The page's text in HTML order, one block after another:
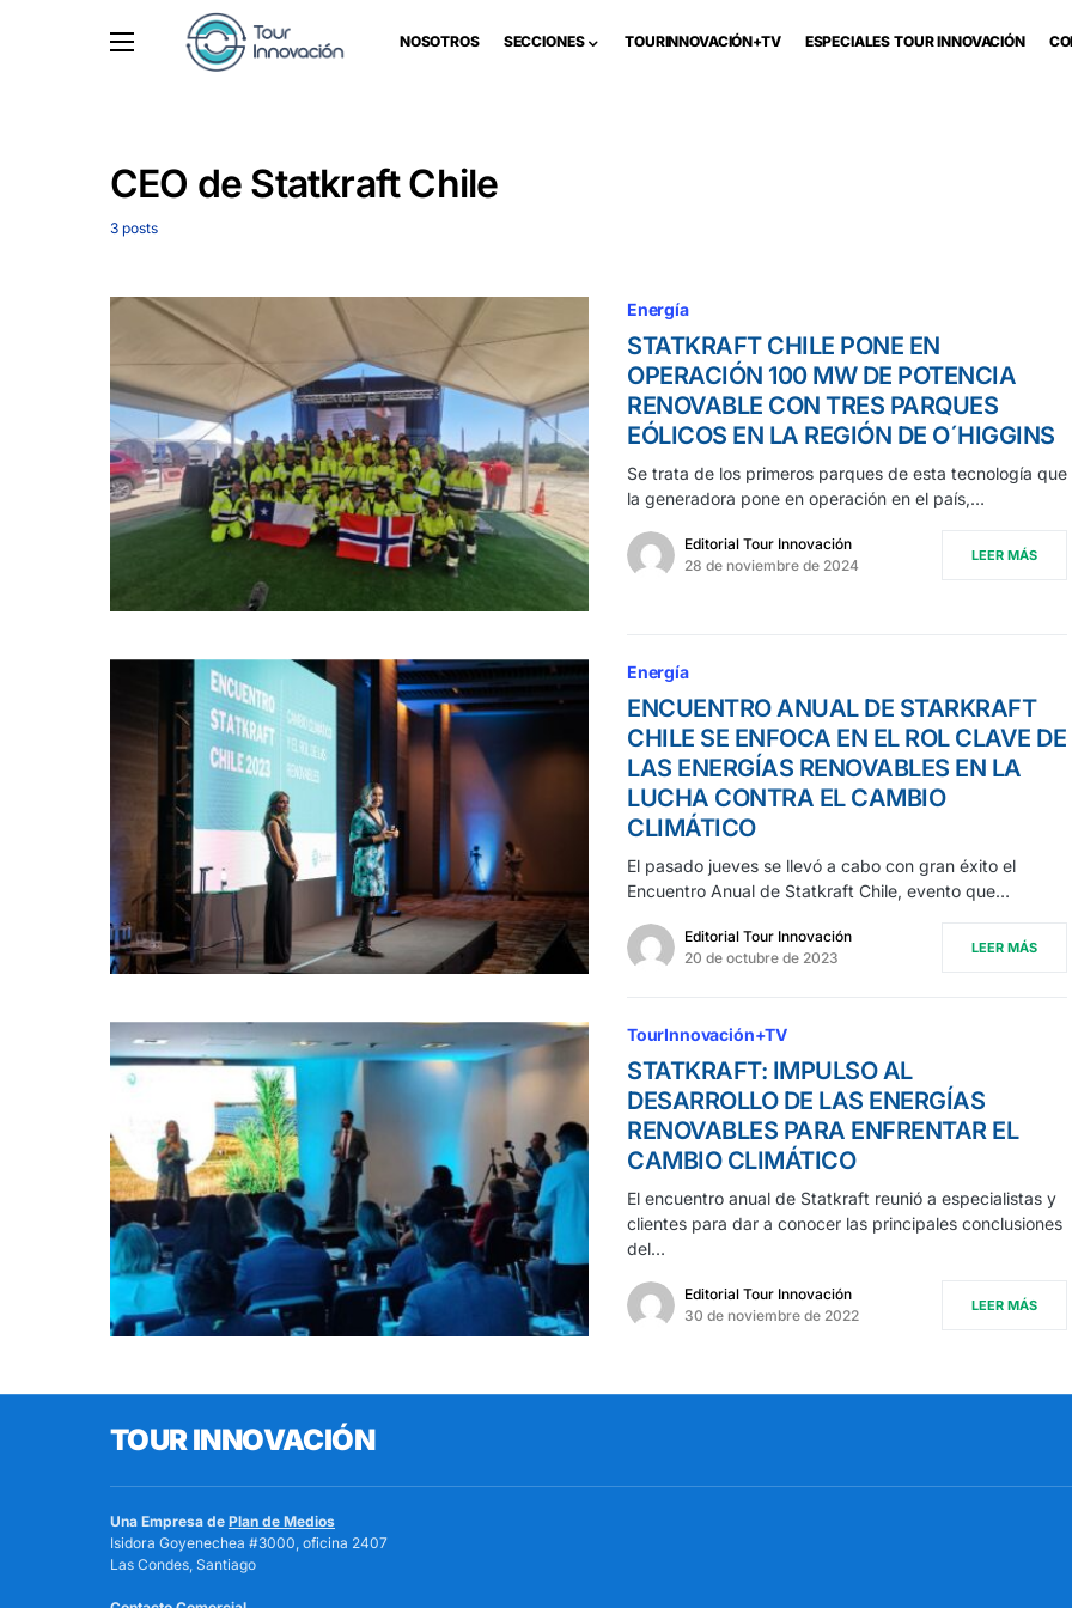
NOSOTROS SECCIONES TOURINNOVACIÓN+TV ESPECIALES TOUR INNOVACIÓN
CEO de Statkraft Chile
3 posts
Energía
STATKRAFT CHILE PONE EN
OPERACIÓN 100 MW DE POTENCIA
RENOVABLE CON TRES PARQUES
EÓLICOS EN LA REGIÓN DE O´HIGGINS
Se trata de los primeros parques de esta tecnología que
la generadora pone en operación en el país,…
Editorial Tour Innovación
28 de noviembre de 2024
LEER MÁS
Energía
ENCUENTRO ANUAL DE STARKRAFT
CHILE SE ENFOCA EN EL ROL CLAVE DE
LAS ENERGÍAS RENOVABLES EN LA
LUCHA CONTRA EL CAMBIO
CLIMÁTICO
El pasado jueves se llevó a cabo con gran éxito el
Encuentro Anual de Statkraft Chile, evento que…
Editorial Tour Innovación
20 de octubre de 2023
LEER MÁS
TourInnovación+TV
STATKRAFT: IMPULSO AL
DESARROLLO DE LAS ENERGÍAS
RENOVABLES PARA ENFRENTAR EL
CAMBIO CLIMÁTICO
El encuentro anual de Statkraft reunió a especialistas y
clientes para dar a conocer las principales conclusiones
del…
Editorial Tour Innovación
30 de noviembre de 2022
LEER MÁS
TOUR INNOVACIÓN
Una Empresa de Plan de Medios
Isidora Goyenechea #3000, oficina 2407
Las Condes, Santiago